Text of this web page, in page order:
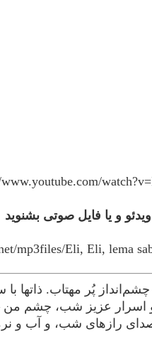
و یا فایل صوتی بشنوید
mp3files/Eli, Eli, lema
پُر مهتاب. ذاتها
اسرار عزیز شب، چشم من
رازهای شب، و آب و